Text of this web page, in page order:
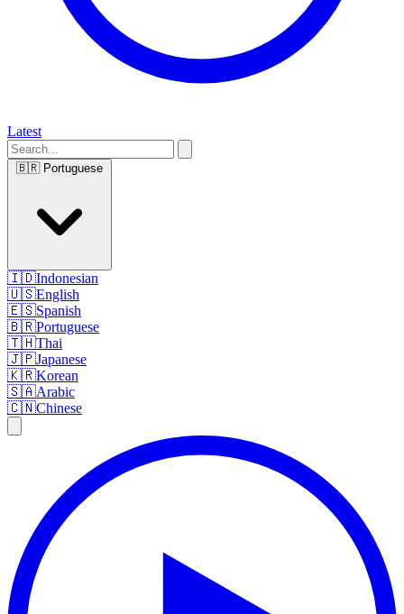
Latest
🇧🇷 Portuguese
🇮🇩Indonesian
🇺🇸English
🇪🇸Spanish
🇧🇷Portuguese
🇹🇭Thai
🇯🇵Japanese
🇰🇷Korean
🇸🇦Arabic
🇨🇳Chinese